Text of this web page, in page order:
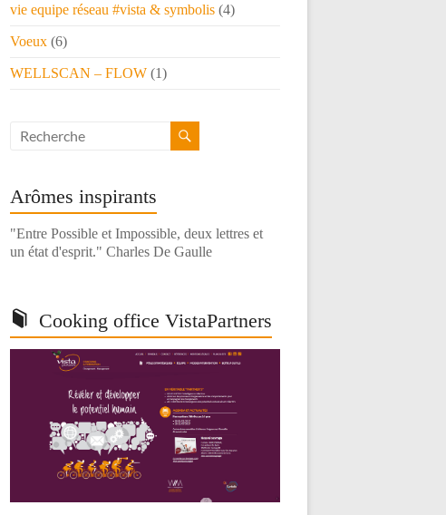
vie equipe réseau #vista & symbolis(4)
Voeux(6)
WELLSCAN – FLOW(1)
Arômes inspirants
"Entre Possible et Impossible, deux lettres et
un état d'esprit." Charles De Gaulle
Cooking office VistaPartners